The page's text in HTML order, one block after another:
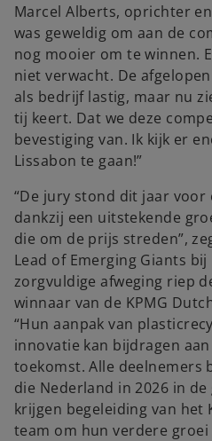
Marcel Alberts, oprichter en
was geweldig om aan de
nog mooier om te winnen.
niet verwacht. De
als bedrijf lastig, maar nu
tij keert. Dat we deze
bevestiging van. Ik kijk er
Lissabon te gaan!”
“De jury stond dit jaar voor
dankzij een uitstekende
die om de prijs streden”,
Lead of Emerging Giants bij
zorgvuldige afweging riep
winnaar van de KPMG
“Hun aanpak van
innovatie kan bijdragen
toekomst. Alle deelnemers
die Nederland in 2026 in
krijgen begeleiding van het
team om hun verdere